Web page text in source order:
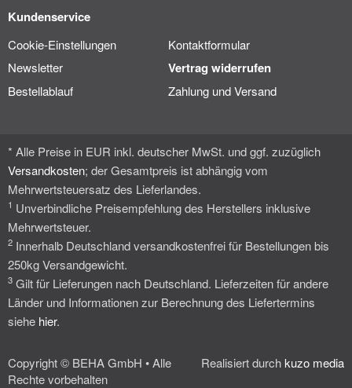
Kundenservice
Cookie-Einstellungen
Kontaktformular
Newsletter
Vertrag widerrufen
Bestellablauf Zahlung und Versand
* Alle Preise in EUR inkl. deutscher MwSt. und ggf. zuzüglich
Versandkosten; der Gesamtpreis ist abhängig vom
Mehrwertsteuersatz des Lieferlandes.
1 Unverbindliche Preisempfehlung des Herstellers inklusive
Mehrwertsteuer.
2 Innerhalb Deutschland versandkostenfrei für Bestellungen bis
250kg Versandgewicht.
3 Gilt für Lieferungen nach Deutschland. Lieferzeiten für andere
Länder und Informationen zur Berechnung des Liefertermins
siehe hier.
Copyright © BEHA GmbH • Alle
Rechte vorbehalten
Realisiert durchkuzo media